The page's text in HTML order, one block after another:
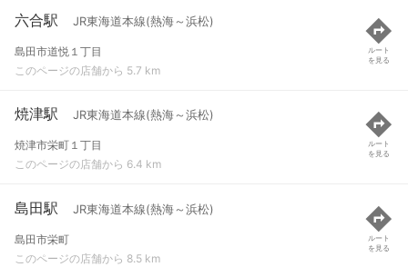
六合駅 JR東海道本線(熱海～浜松)
島田市道悦１丁目
このページの店舗から 5.7 km
ルート
を見る
焼津駅 JR東海道本線(熱海～浜松)
焼津市栄町１丁目
このページの店舗から 6.4 km
ルート
を見る
島田駅 JR東海道本線(熱海～浜松)
島田市栄町
このページの店舗から 8.5 km
ルート
を見る